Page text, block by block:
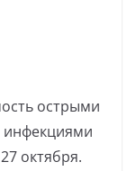
острыми
октября.